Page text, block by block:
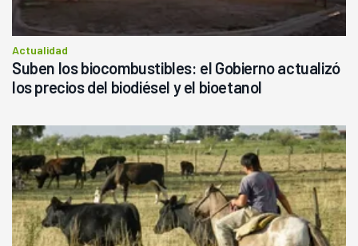
Actualidad
Suben los biocombustibles: el Gobierno actualizó
los precios del biodiésel y el bioetanol